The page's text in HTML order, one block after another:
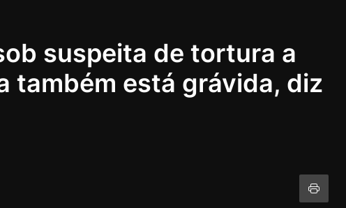
suspeita de tortura a
também está grávida, diz